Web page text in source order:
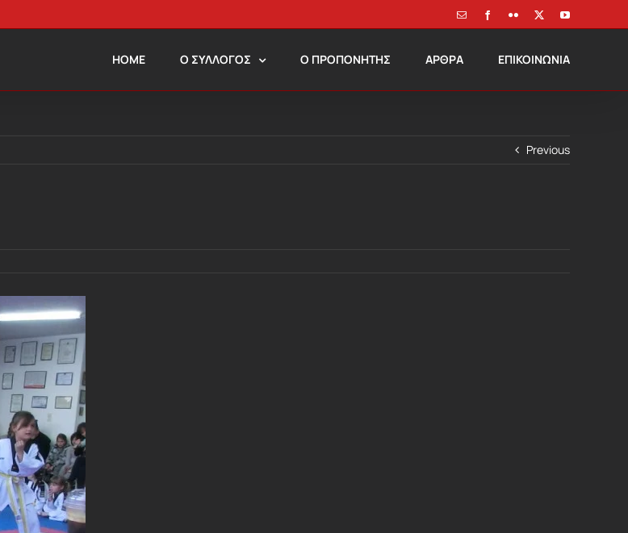
Email FacebookFlickr YouTube
HOME Ο ΣΥΛΛΟΓΟΣ Ο ΠΡΟΠΟΝΗΤΗΣ ΑΡΘΡΑ ΕΠΙΚΟΙΝΩΝΙΑ
Previous